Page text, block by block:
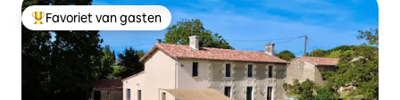
Topfavoriet van gasten
Favoriet van gasten